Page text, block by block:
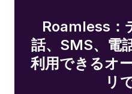
Roamless：
話、SMS、電
利用できるオ
リ